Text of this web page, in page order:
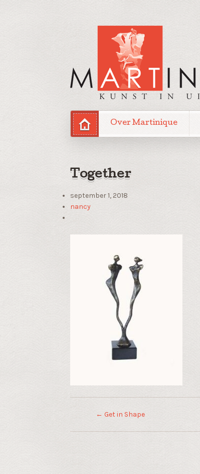
Over Martinique
Together
september 1, 2018
nancy
← Get in Shape